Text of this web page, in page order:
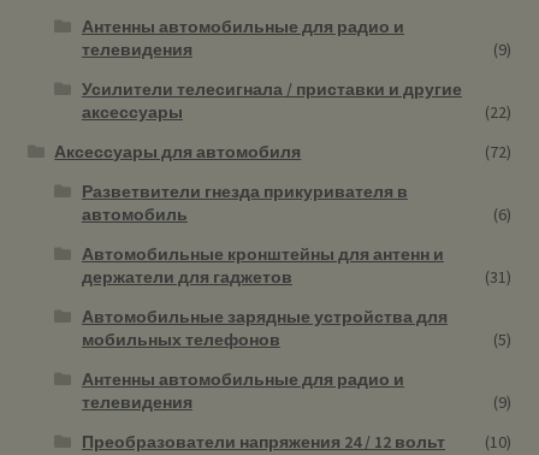
Антенны автомобильные для радио и
телевидения
(9)
Усилители телесигнала / приставки и другие
аксессуары
(22)
Аксессуары для автомобиля
(72)
Разветвители гнезда прикуривателя в
автомобиль
(6)
Автомобильные кронштейны для антенн и
держатели для гаджетов
(31)
Автомобильные зарядные устройства для
мобильных телефонов
(5)
Антенны автомобильные для радио и
телевидения
(9)
Преобразователи напряжения 24 / 12 вольт
(10)